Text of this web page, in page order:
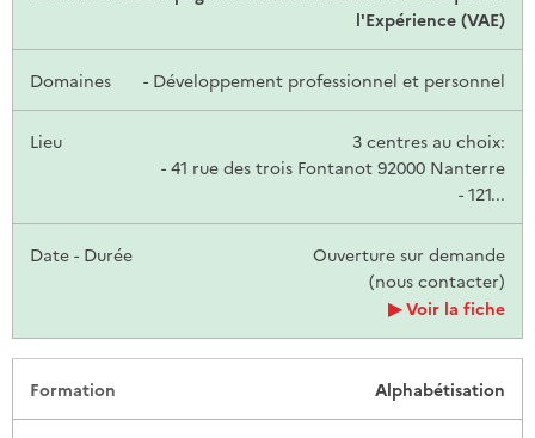
l'Expérience (VAE)
- Développement professionnel et personnel
3 centres au choix:
- 41 rue des trois Fontanot 92000 Nanterre
- 121...
Ouverture sur demande
(nous contacter)
Voir la fiche
Alphabétisation